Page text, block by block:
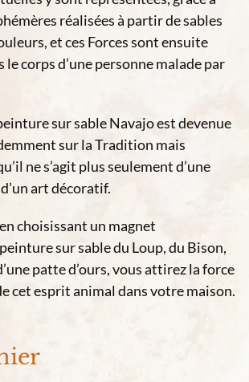
réalisées à partir de sables
et ces Forces sont ensuite
le corps d’une personne malade par
sur sable Navajo est devenue
sur la Tradition mais
ne s’agit plus seulement d’une
art décoratif.
choisissant un magnet
sur sable du Loup, du Bison,
patte d’ours, vous attirez la force
cet esprit animal dans votre maison.